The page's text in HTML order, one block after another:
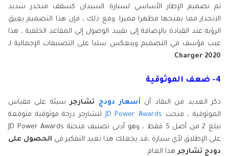
تم تصميم الإطار الأساسي لسيارة السيدان كسقف منحدر شديد
الانحدار مما يمنحها مظهرا مميزا. ومع ذلك ، فإن هذا التصميم يعيق
الرؤية عند القيادة بالإضافة إلى تقييد الوصول إلى المقاعد الخلفية ، هذا
عيب مؤسف في التصميم وينعكس سلبا على التصنيفات الإجمالية لـ
2020 Charger
.
4- ضعف الموثوقية
ذكر العديد من النقاد أن أسعار دودج تشارجرسيئة على مقياس
الموثوقية ، منحت JD Power Awards لتشارجر درجة موثوقية متوقعة
تبلغ 2 من أصل 5 فقط ، وهو أدنى تصنيف منحتة JD Power Awards
على الإطلاق لأي سيارة ،قد يجعلك هذا تعيد التفكير في الحصول على
دودج تشارجرهذا العام.